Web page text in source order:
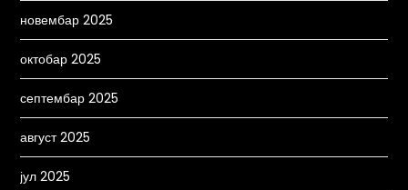
новембар 2025
октобар 2025
септембар 2025
август 2025
јул 2025